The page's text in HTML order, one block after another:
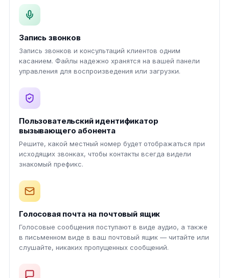
Запись звонков
Запись звонков и консультаций клиентов одним
касанием. Файлы надежно хранятся на вашей панели
управления для воспроизведения или загрузки.
Пользовательский идентификатор
вызывающего абонента
Решите, какой местный номер будет отображаться при
исходящих звонках, чтобы контакты всегда видели
знакомый префикс.
Голосовая почта на почтовый ящик
Голосовые сообщения поступают в виде аудио, а также
в письменном виде в ваш почтовый ящик — читайте или
слушайте, никаких пропущенных сообщений.